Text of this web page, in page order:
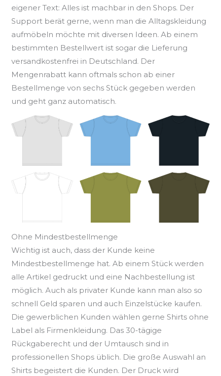
eigener Text: Alles ist machbar in den Shops. Der
Support berät gerne, wenn man die Alltagskleidung
aufmöbeln möchte mit diversen Ideen. Ab einem
bestimmten Bestellwert ist sogar die Lieferung
versandkostenfrei in Deutschland. Der
Mengenrabatt kann oftmals schon ab einer
Bestellmenge von sechs Stück gegeben werden
und geht ganz automatisch.
Ohne Mindestbestellmenge
Wichtig ist auch, dass der Kunde keine
Mindestbestellmenge hat. Ab einem Stück werden
alle Artikel gedruckt und eine Nachbestellung ist
möglich. Auch als privater Kunde kann man also so
schnell Geld sparen und auch Einzelstücke kaufen.
Die gewerblichen Kunden wählen gerne Shirts ohne
Label als Firmenkleidung. Das 30-tägige
Rückgaberecht und der Umtausch sind in
professionellen Shops üblich. Die große Auswahl an
Shirts begeistert die Kunden. Der Druck wird